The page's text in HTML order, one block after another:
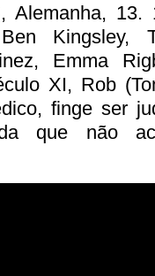
Alemanha, 13.
Kingsley,
Emma
XI, Rob
finge ser
que não